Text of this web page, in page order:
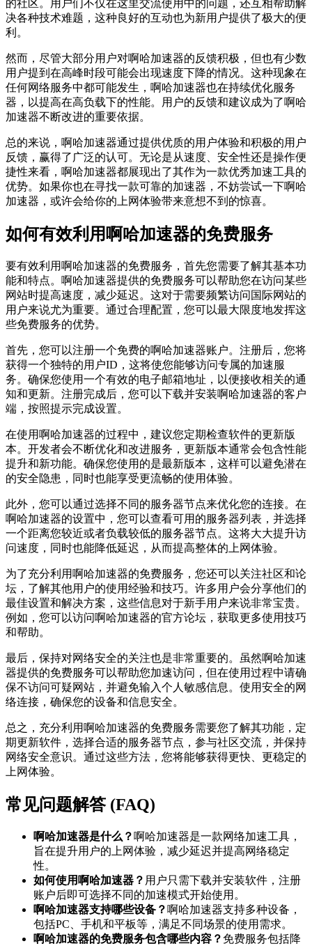
的社区。用户们不仅在这里交流使用中的问题，还互相帮助解
决各种技术难题，这种良好的互动也为新用户提供了极大的便
利。
然而，尽管大部分用户对啊哈加速器的反馈积极，但也有少数
用户提到在高峰时段可能会出现速度下降的情况。这种现象在
任何网络服务中都可能发生，啊哈加速器也在持续优化服务
器，以提高在高负载下的性能。用户的反馈和建议成为了啊哈
加速器不断改进的重要依据。
总的来说，啊哈加速器通过提供优质的用户体验和积极的用户
反馈，赢得了广泛的认可。无论是从速度、安全性还是操作便
捷性来看，啊哈加速器都展现出了其作为一款优秀加速工具的
优势。如果你也在寻找一款可靠的加速器，不妨尝试一下啊哈
加速器，或许会给你的上网体验带来意想不到的惊喜。
如何有效利用啊哈加速器的免费服务
要有效利用啊哈加速器的免费服务，首先您需要了解其基本功
能和特点。啊哈加速器提供的免费服务可以帮助您在访问某些
网站时提高速度，减少延迟。这对于需要频繁访问国际网站的
用户来说尤为重要。通过合理配置，您可以最大限度地发挥这
些免费服务的优势。
首先，您可以注册一个免费的啊哈加速器账户。注册后，您将
获得一个独特的用户ID，这将使您能够访问专属的加速服
务。确保您使用一个有效的电子邮箱地址，以便接收相关的通
知和更新。注册完成后，您可以下载并安装啊哈加速器的客户
端，按照提示完成设置。
在使用啊哈加速器的过程中，建议您定期检查软件的更新版
本。开发者会不断优化和改进服务，更新版本通常会包含性能
提升和新功能。确保您使用的是最新版本，这样可以避免潜在
的安全隐患，同时也能享受更流畅的使用体验。
此外，您可以通过选择不同的服务器节点来优化您的连接。在
啊哈加速器的设置中，您可以查看可用的服务器列表，并选择
一个距离您较近或者负载较低的服务器节点。这将大大提升访
问速度，同时也能降低延迟，从而提高整体的上网体验。
为了充分利用啊哈加速器的免费服务，您还可以关注社区和论
坛，了解其他用户的使用经验和技巧。许多用户会分享他们的
最佳设置和解决方案，这些信息对于新手用户来说非常宝贵。
例如，您可以访问啊哈加速器的官方论坛，获取更多使用技巧
和帮助。
最后，保持对网络安全的关注也是非常重要的。虽然啊哈加速
器提供的免费服务可以帮助您加速访问，但在使用过程中请确
保不访问可疑网站，并避免输入个人敏感信息。使用安全的网
络连接，确保您的设备和信息安全。
总之，充分利用啊哈加速器的免费服务需要您了解其功能，定
期更新软件，选择合适的服务器节点，参与社区交流，并保持
网络安全意识。通过这些方法，您将能够获得更快、更稳定的
上网体验。
常见问题解答 (FAQ)
啊哈加速器是什么？ 啊哈加速器是一款网络加速工具，
旨在提升用户的上网体验，减少延迟并提高网络稳定
性。
如何使用啊哈加速器？ 用户只需下载并安装软件，注册
账户后即可选择不同的加速模式开始使用。
啊哈加速器支持哪些设备？ 啊哈加速器支持多种设备，
包括PC、手机和平板等，满足不同场景的使用需求。
啊哈加速器的免费服务包含哪些内容？ 免费服务包括降